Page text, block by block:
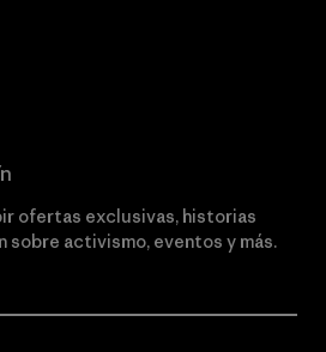
ofertas exclusivas, historias
sobre activismo, eventos y más.